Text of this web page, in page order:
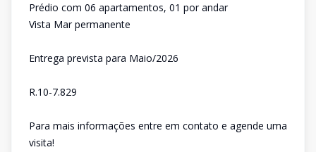
Prédio com 06 apartamentos, 01 por andar
Vista Mar permanente
Entrega prevista para Maio/2026
R.10-7.829
Para mais informações entre em contato e agende uma
visita!